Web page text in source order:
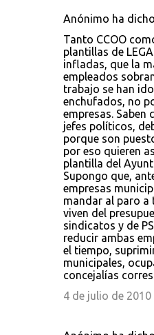
Anónimo ha
Tanto CCOO
plantillas de
infladas, que la
empleados
trabajo se han
enchufados, no
empresas. Saben
jefes políticos,
porque son
por eso quieren
plantilla del
Supongo que,
empresas
mandar al paro
viven del
sindicatos y de
reducir ambas
el tiempo,
municipales,
concejalías
4 de julio de 2010